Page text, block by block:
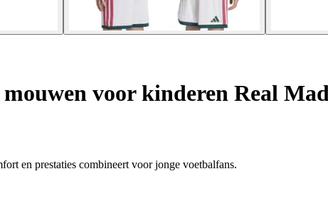
voor kinderen Real
en prestaties combineert voor jonge voetbalfans.